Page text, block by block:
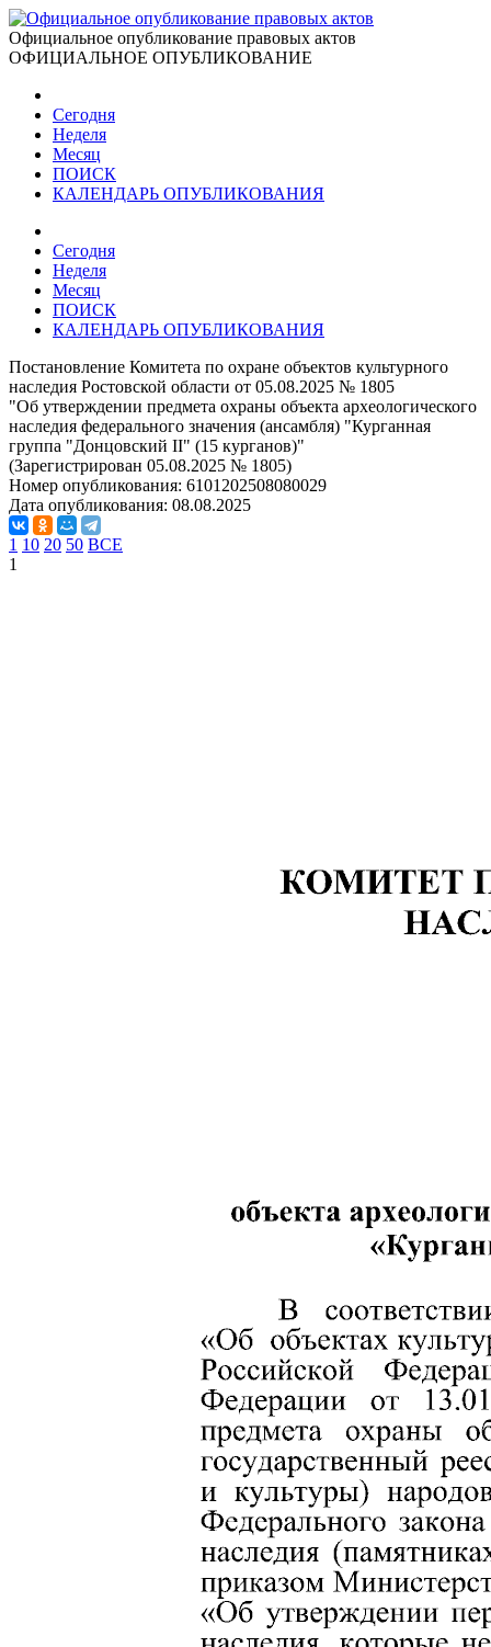
Официальное опубликование правовых актов
ОФИЦИАЛЬНОЕ ОПУБЛИКОВАНИЕ
Сегодня
Неделя
Месяц
ПОИСК
КАЛЕНДАРЬ ОПУБЛИКОВАНИЯ
Сегодня
Неделя
Месяц
ПОИСК
КАЛЕНДАРЬ ОПУБЛИКОВАНИЯ
Постановление Комитета по охране объектов культурного
наследия Ростовской области от 05.08.2025 № 1805
"Об утверждении предмета охраны объекта археологического
наследия федерального значения (ансамбля) "Курганная
группа "Донцовский II" (15 курганов)"
(Зарегистрирован 05.08.2025 № 1805)
Номер опубликования: 6101202508080029
Дата опубликования: 08.08.2025
1 10 20 50 ВСЕ
1